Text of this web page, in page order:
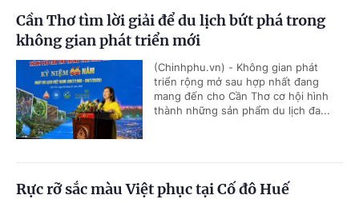
Cần Thơ tìm lời giải để du lịch bứt phá trong
không gian phát triển mới
(Chinhphu.vn) - Không gian phát
triển rộng mở sau hợp nhất đang
mang đến cho Cần Thơ cơ hội hình
thành những sản phẩm du lịch đa...
Rực rỡ sắc màu Việt phục tại Cố đô Huế